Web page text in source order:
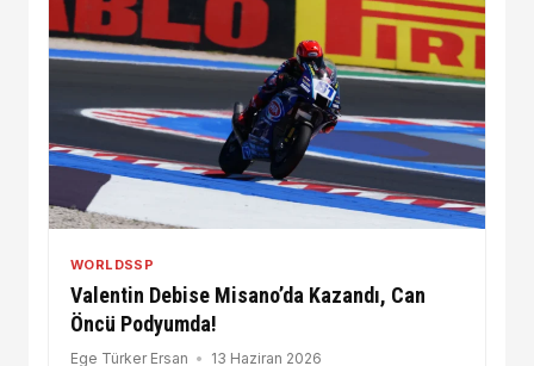
WORLDSSP
Valentin Debise Misano’da Kazandı, Can
Öncü Podyumda!
Ege Türker Ersan 13 Haziran 2026